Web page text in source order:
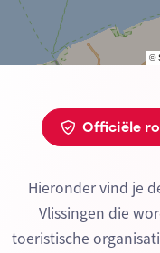
©
Officiële
Hieronder vind je
Vlissingen die
toeristische